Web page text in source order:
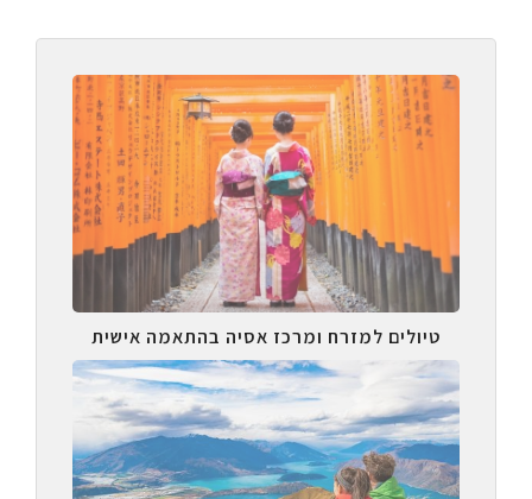
טיולים למזרח ומרכז אסיה בהתאמה אישית